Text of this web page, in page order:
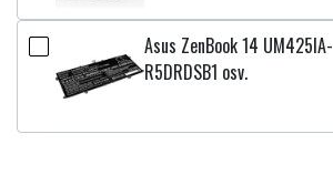
Asus ZenBook 14 UM425IA-
R5DRDSB1 osv.